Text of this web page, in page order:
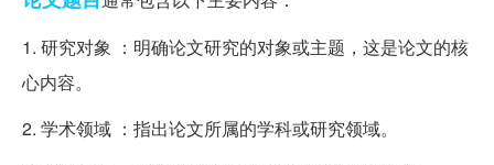
1. 研究对象 ：明确论文研究的对象或主题，这是论文的核
心内容。
2. 学术领域 ：指出论文所属的学科或研究领域。